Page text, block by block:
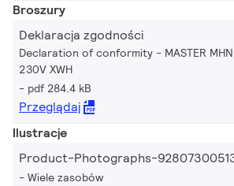
Broszury
Deklaracja zgodności
Declaration of conformity - MASTER
230V XWH
pdf 284.4 kB
Przeglądaj
Ilustracje
Product-Photographs-
Wiele zasobów